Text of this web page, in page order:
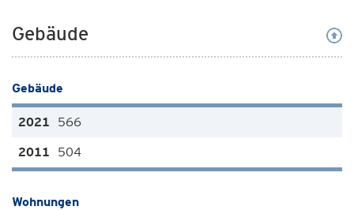
Gebäude
Gebäude
566
504
Wohnungen